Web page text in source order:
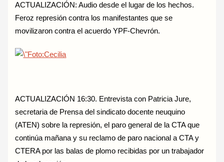
ACTUALIZACIÓN: Audio desde el lugar de los hechos.
Feroz represión contra los manifestantes que se
movilizaron contra el acuerdo YPF-Chevrón.
ACTUALIZACIÓN 16:30. Entrevista con Patricia Jure,
secretaria de Prensa del sindicato docente neuquino
(ATEN) sobre la represión, el paro general de la CTA que
continúa mañana y su reclamo de paro nacional a CTA y
CTERA por las balas de plomo recibidas por un trabajador